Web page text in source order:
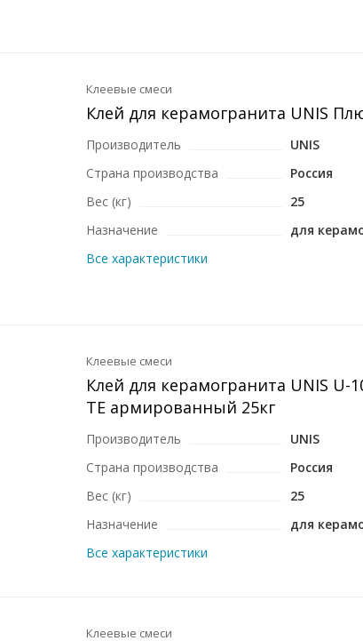
Клеевые смеси
Клей для керамогранита UNIS
Производитель
UNIS
Страна производства
Россия
Вес (кг)
25
Назначение
для
Все характеристики
Клеевые смеси
Клей для керамогранита UNIS U-
TE армированный 25кг
Производитель
UNIS
Страна производства
Россия
Вес (кг)
25
Назначение
для
Все характеристики
Клеевые смеси